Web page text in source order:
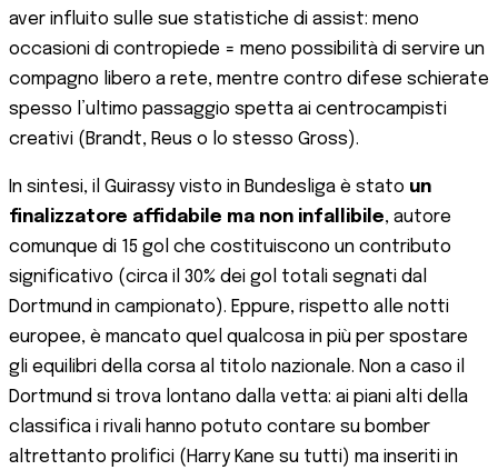
aver influito sulle sue statistiche di assist: meno
occasioni di contropiede = meno possibilità di servire un
compagno libero a rete, mentre contro difese schierate
spesso l’ultimo passaggio spetta ai centrocampisti
creativi (Brandt, Reus o lo stesso Gross).
In sintesi, il Guirassy visto in Bundesliga è stato un
finalizzatore affidabile ma non infallibile, autore
comunque di 15 gol che costituiscono un contributo
significativo (circa il 30% dei gol totali segnati dal
Dortmund in campionato). Eppure, rispetto alle notti
europee, è mancato quel qualcosa in più per spostare
gli equilibri della corsa al titolo nazionale. Non a caso il
Dortmund si trova lontano dalla vetta: ai piani alti della
classifica i rivali hanno potuto contare su bomber
altrettanto prolifici (Harry Kane su tutti) ma inseriti in